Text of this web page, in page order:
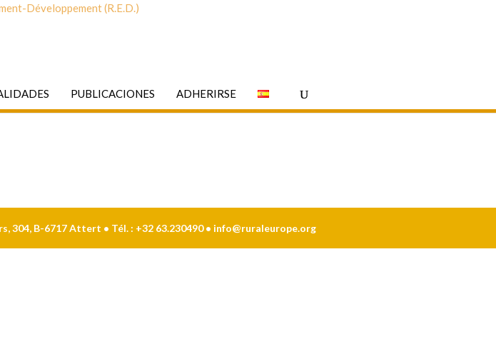
PUBLICACIONES ADHERIRSE
304, B-6717 Attert • Tél. : +32 63.230490 • info@ruraleurope.org